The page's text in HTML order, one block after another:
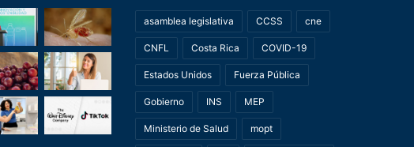
asamblea legislativa CCSS cne
CNFL Costa Rica COVID-19
Estados Unidos Fuerza Pública
Gobierno INS MEP
Ministerio de Salud mopt